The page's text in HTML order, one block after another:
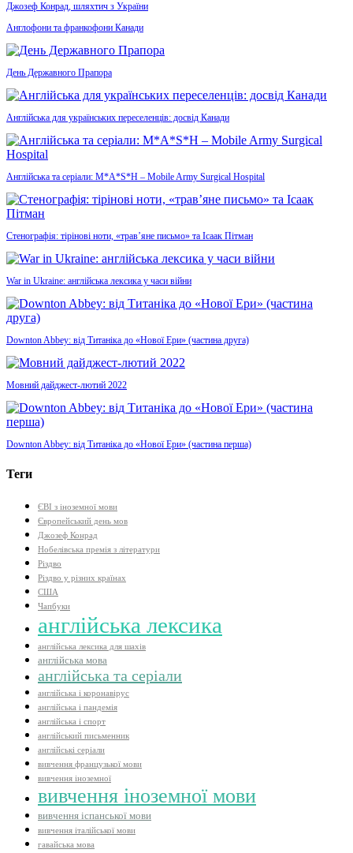
Джозеф Конрад, шляхтич з України
Англофони та франкофони Канади
День Державного Прапора
Англійська для українських переселенців: досвід Канади
Англійська та серіали: M*A*S*H – Mobile Army Surgical Hospital
Стенографія: тірінові ноти, «трав’яне письмо» та Ісаак Пітман
War in Ukraine: англійська лексика у часи війни
Downton Abbey: від Титаніка до «Нової Ери» (частина друга)
Мовний дайджест-лютий 2022
Downton Abbey: від Титаніка до «Нової Ери» (частина перша)
Теги
ЄВІ з іноземної мови
Європейський день мов
Джозеф Конрад
Нобелівська премія з літератури
Різдво
Різдво у різних країнах
США
Чапбуки
англійська лексика
англійська лексика для шахів
англійська мова
англійська та серіали
англійська і коронавірус
англійська і пандемія
англійська і спорт
англійський письменник
англійські серіали
вивчення французької мови
вивчення іноземної
вивчення іноземної мови
вивчення іспанської мови
вивчення італійської мови
гавайська мова